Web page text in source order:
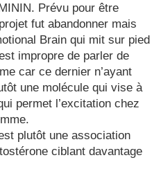
Prévu pour être
fut abandonner mais
Brain qui mit sur pied
impropre de parler de
car ce dernier n’ayant
une molécule qui vise à
permet l’excitation chez
plutôt une association
ciblant davantage